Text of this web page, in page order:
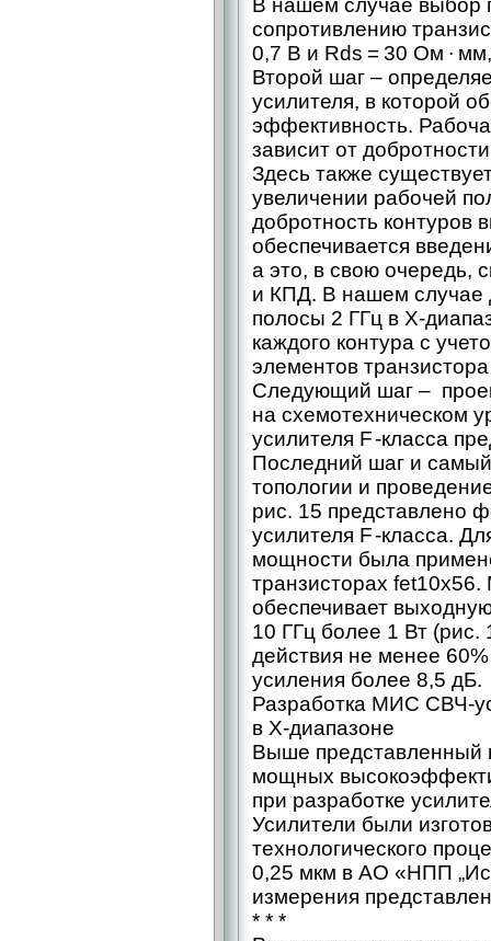
В нашем случае выбор
сопротивлению
0,7 В и Rds = 30 Ом ∙
Второй шаг –
усилителя, в которой
эффективность.
зависит от
Здесь также
увеличении рабочей
добротность контуров
обеспечивается
а это, в свою очередь,
и КПД. В нашем случае
полосы 2 ГГц в Х-
каждого контура с
элементов
Следующий шаг –
на схемотехническом
усилителя F -класса
Последний шаг и
топологии и
рис. 15 представлено
усилителя F -класса.
мощности была
транзисторах
обеспечивает
10 ГГц более 1 Вт
действия не менее
усиления более 8,5 дБ.
Разработка МИС СВЧ-
в Х-диапазоне
Выше представленный
мощных
при разработке
Усилители были
технологического
0,25 мкм в АО «НПП
измерения
* * *